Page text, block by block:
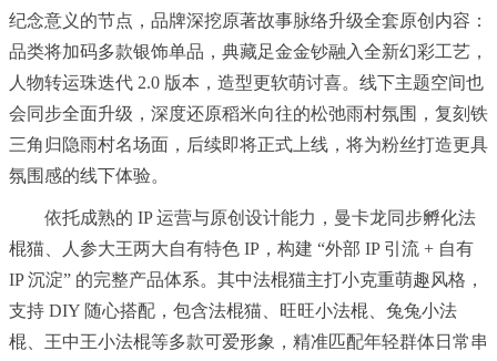
纪念意义的节点，品牌深挖原著故事脉络升级全套原创内容：
品类将加码多款银饰单品，典藏足金金钞融入全新幻彩工艺，
人物转运珠迭代 2.0 版本，造型更软萌讨喜。线下主题空间也
会同步全面升级，深度还原稻米向往的松弛雨村氛围，复刻铁
三角归隐雨村名场面，后续即将正式上线，将为粉丝打造更具
氛围感的线下体验。
依托成熟的 IP 运营与原创设计能力，曼卡龙同步孵化法
棍猫、人参大王两大自有特色 IP，构建 “外部 IP 引流 + 自有
IP 沉淀” 的完整产品体系。其中法棍猫主打小克重萌趣风格，
支持 DIY 随心搭配，包含法棍猫、旺旺小法棍、兔兔小法
棍、王中王小法棍等多款可爱形象，精准匹配年轻群体日常串